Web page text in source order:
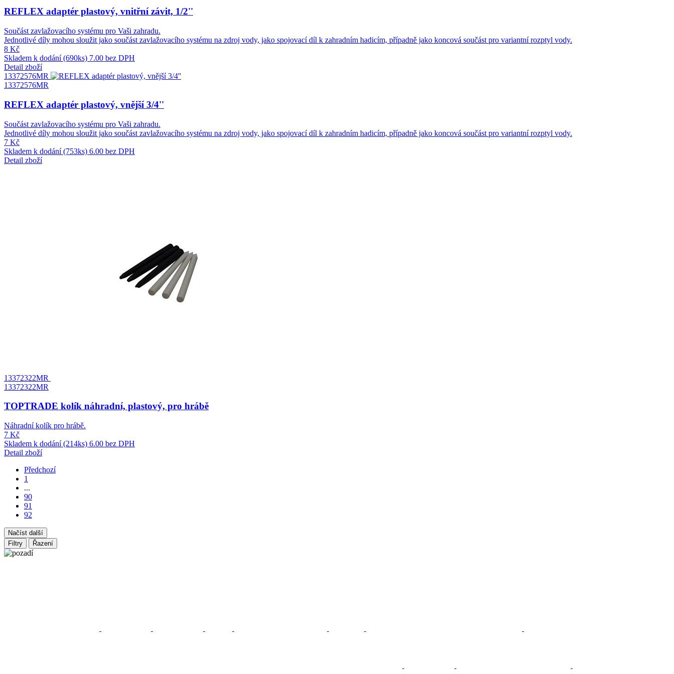
REFLEX adaptér plastový, vnitřní závit, 1/2''
Součást zavlažovacího systému pro Vaši zahradu.
Jednotlivé díly mohou sloužit jako součást zavlažovacího systému na zdroj vody, jako spojovací díl k zahradním hadicím, případně jako koncová součást pro variantní rozptyl vody.
8 Kč
Skladem k dodání (690ks) 7.00 bez DPH
Detail zboží
13372576MR
13372576MR
REFLEX adaptér plastový, vnější 3/4''
Součást zavlažovacího systému pro Vaši zahradu.
Jednotlivé díly mohou sloužit jako součást zavlažovacího systému na zdroj vody, jako spojovací díl k zahradním hadicím, případně jako koncová součást pro variantní rozptyl vody.
7 Kč
Skladem k dodání (753ks) 6.00 bez DPH
Detail zboží
13372322MR
13372322MR
TOPTRADE kolík náhradní, plastový, pro hrábě
Náhradní kolík pro hrábě.
7 Kč
Skladem k dodání (214ks) 6.00 bez DPH
Detail zboží
Předchozí
1
...
90
91
92
Načíst další
Filtry
Řazení